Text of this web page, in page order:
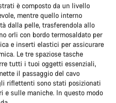
è composto da un livello
mentre quello interno
dalla pelle, trasferendola allo
orli con bordo termosaldato per
e inserti elastici per assicurare
Le tre spaziose tasche
tutti i tuoi oggetti essenziali,
il passaggio del cavo
riflettenti sono stati posizionati
e sulle maniche. In questo modo